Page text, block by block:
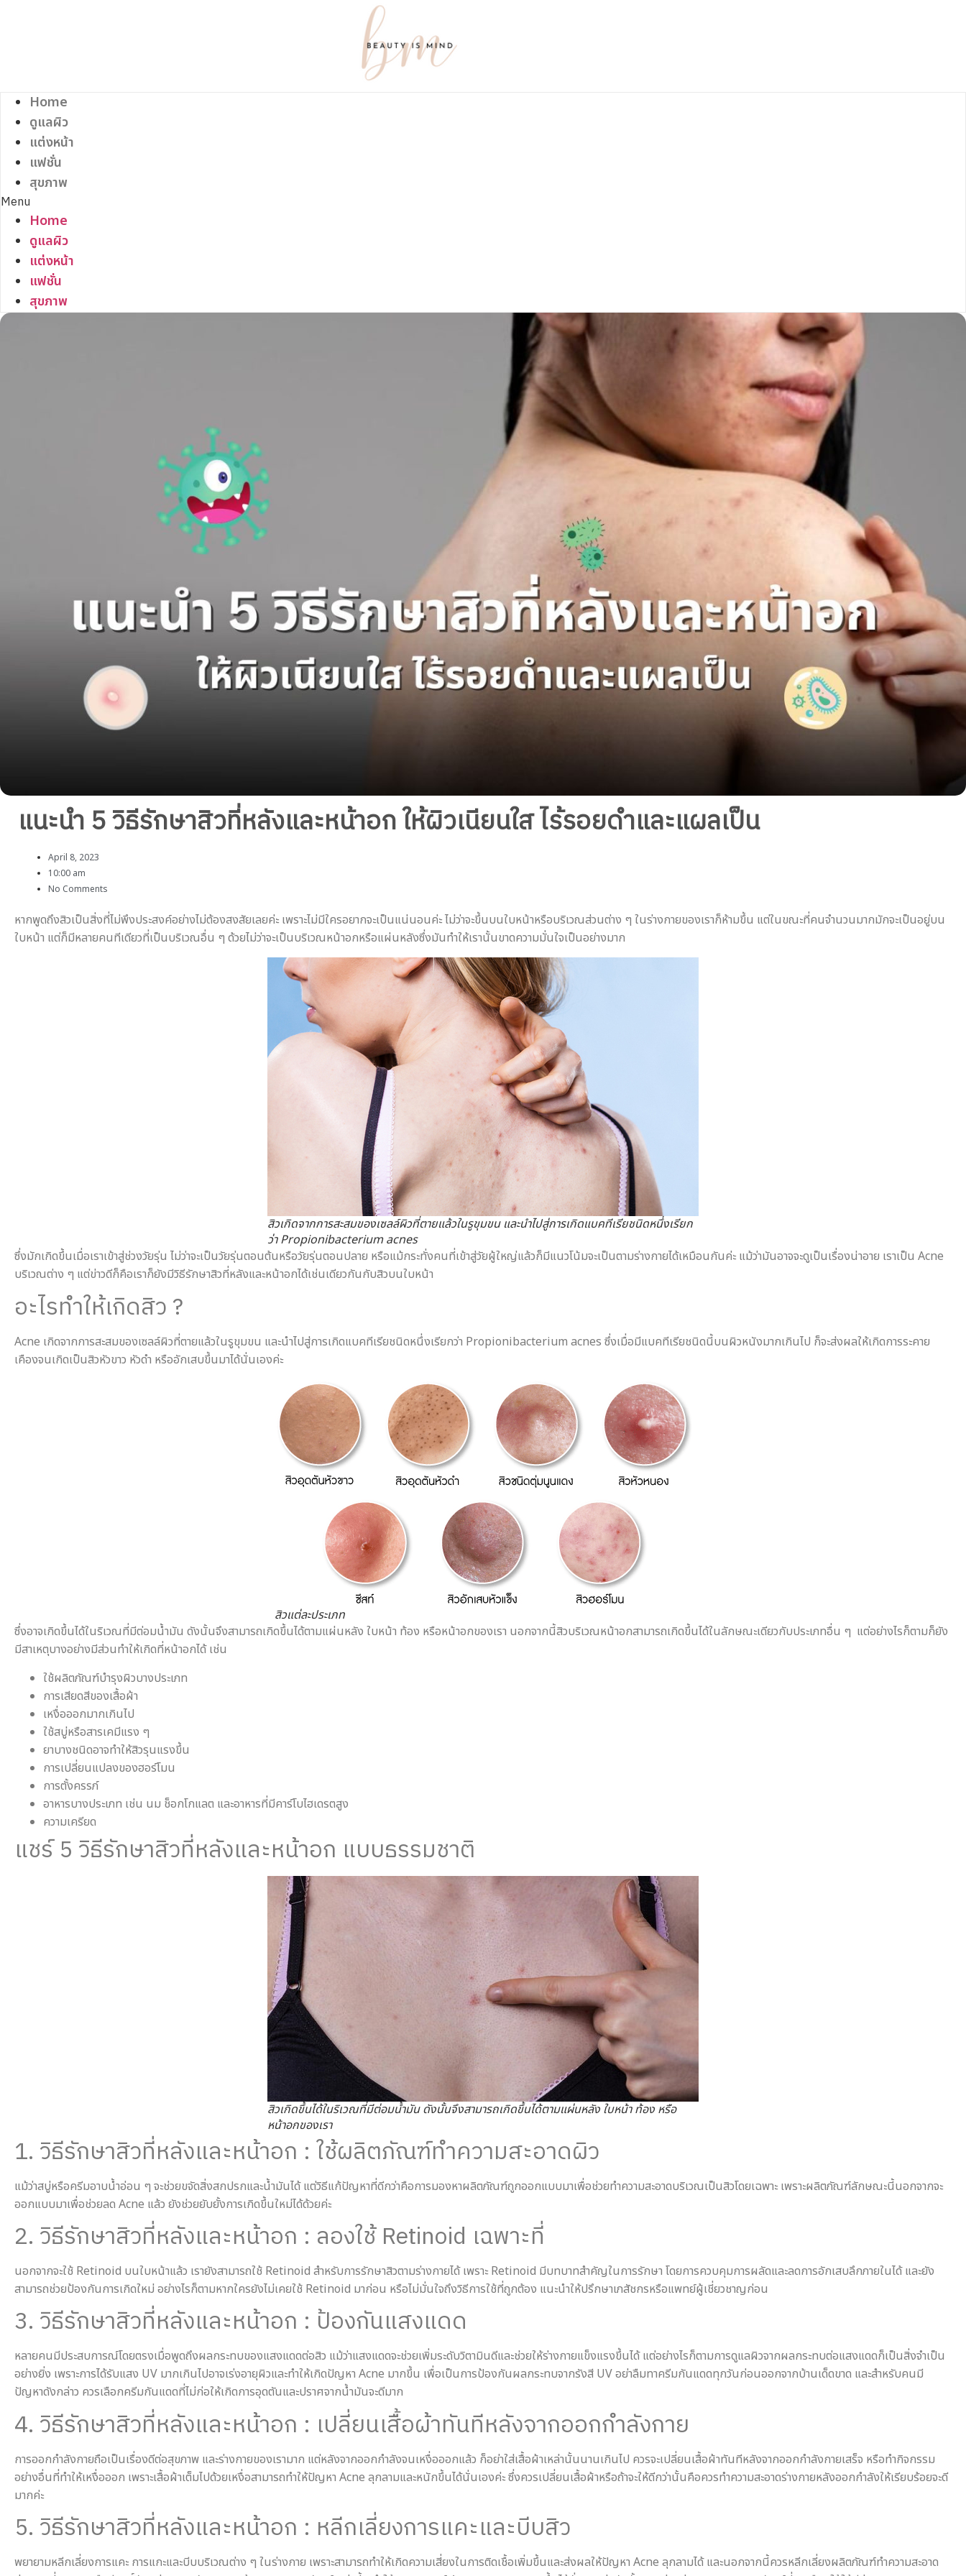
Home
ดูแลผิว
แต่งหน้า
แฟชั่น
สุขภาพ
Menu
Home
ดูแลผิว
แต่งหน้า
แฟชั่น
สุขภาพ
แนะนำ 5 วิธีรักษาสิวที่หลังและหน้าอก ให้ผิวเนียนใส ไร้รอยดำและแผลเป็น
April 8, 2023
10:00 am
No Comments
หากพูดถึงสิวเป็นสิ่งที่ไม่พึงประสงค์อย่างไม่ต้องสงสัยเลยค่ะ เพราะไม่มีใครอยากจะเป็นแน่นอนค่ะ ไม่ว่าจะขึ้นบนใบหน้าหรือบริเวณส่วนต่าง ๆ ในร่างกายของเราก็ห้ามขึ้น แต่ในขณะที่คนจำนวนมากมักจะเป็นอยู่บน
ใบหน้า แต่ก็มีหลายคนทีเดียวที่เป็นบริเวณอื่น ๆ ด้วยไม่ว่าจะเป็นบริเวณหน้าอกหรือแผ่นหลังซึ่งมันทำให้เรานั้นขาดความมั่นใจเป็นอย่างมาก
สิวเกิดจากการสะสมของเซลล์ผิวที่ตายแล้วในรูขุมขน และนำไปสู่การเกิดแบคทีเรียชนิดหนึ่งเรียก
ว่า Propionibacterium acnes
ซึ่งมักเกิดขึ้นเมื่อเราเข้าสู่ช่วงวัยรุ่น ไม่ว่าจะเป็นวัยรุ่นตอนต้นหรือวัยรุ่นตอนปลาย หรือแม้กระทั่งคนที่เข้าสู่วัยผู้ใหญ่แล้วก็มีแนวโน้มจะเป็นตามร่างกายได้เหมือนกันค่ะ แม้ว่ามันอาจจะดูเป็นเรื่องน่าอาย เราเป็น Acne
บริเวณต่าง ๆ แต่ข่าวดีก็คือเราก็ยังมีวิธีรักษาสิวที่หลังและหน้าอกได้เช่นเดียวกันกับสิวบนใบหน้า
อะไรทำให้เกิดสิว ?
Acne เกิดจากการสะสมของเซลล์ผิวที่ตายแล้วในรูขุมขน และนำไปสู่การเกิดแบคทีเรียชนิดหนึ่งเรียกว่า Propionibacterium acnes ซึ่งเมื่อมีแบคทีเรียชนิดนี้บนผิวหนังมากเกินไป ก็จะส่งผลให้เกิดการระคาย
เคืองจนเกิดเป็นสิวหัวขาว หัวดำ หรืออักเสบขึ้นมาได้นั่นเองค่ะ
สิวแต่ละประเภท
ซึ่งอาจเกิดขึ้นได้ในริเวณที่มีต่อมน้ำมัน ดังนั้นจึงสามารถเกิดขึ้นได้ตามแผ่นหลัง ใบหน้า ท้อง หรือหน้าอกของเรา นอกจากนี้สิวบริเวณหน้าอกสามารถเกิดขึ้นได้ในลักษณะเดียวกับประเภทอื่น ๆ แต่อย่างไรก็ตามก็ยัง
มีสาเหตุบางอย่างมีส่วนทำให้เกิดที่หน้าอกได้ เช่น
ใช้ผลิตภัณฑ์บำรุงผิวบางประเภท
การเสียดสีของเสื้อผ้า
เหงื่อออกมากเกินไป
ใช้สบู่หรือสารเคมีแรง ๆ
ยาบางชนิดอาจทำให้สิวรุนแรงขึ้น
การเปลี่ยนแปลงของฮอร์โมน
การตั้งครรภ์
อาหารบางประเภท เช่น นม ช็อกโกแลต และอาหารที่มีคาร์โบไฮเดรตสูง
ความเครียด
แชร์ 5 วิธีรักษาสิวที่หลังและหน้าอก แบบธรรมชาติ
สิวเกิดขึ้นได้ในริเวณที่มีต่อมน้ำมัน ดังนั้นจึงสามารถเกิดขึ้นได้ตามแผ่นหลัง ใบหน้า ท้อง หรือ
หน้าอกของเรา
1. วิธีรักษาสิวที่หลังและหน้าอก : ใช้ผลิตภัณฑ์ทำความสะอาดผิว
แม้ว่าสบู่หรือครีมอาบน้ำอ่อน ๆ จะช่วยขจัดสิ่งสกปรกและน้ำมันได้ แต่วิธีแก้ปัญหาที่ดีกว่าคือการมองหาผลิตภัณฑ์ถูกออกแบบมาเพื่อช่วยทำความสะอาดบริเวณเป็นสิวโดยเฉพาะ เพราะผลิตภัณฑ์ลักษณะนี้นอกจากจะ
ออกแบบมาเพื่อช่วยลด Acne แล้ว ยังช่วยยับยั้งการเกิดขึ้นใหม่ได้ด้วยค่ะ
2. วิธีรักษาสิวที่หลังและหน้าอก : ลองใช้ Retinoid เฉพาะที่
นอกจากจะใช้ Retinoid บนใบหน้าแล้ว เรายังสามารถใช้ Retinoid สำหรับการรักษาสิวตามร่างกายได้ เพราะ Retinoid มีบทบาทสำคัญในการรักษา โดยการควบคุมการผลัดและลดการอักเสบลึกภายในได้ และยัง
สามารถช่วยป้องกันการเกิดใหม่ อย่างไรก็ตามหากใครยังไม่เคยใช้ Retinoid มาก่อน หรือไม่มั่นใจถึงวิธีการใช้ที่ถูกต้อง แนะนำให้ปรึกษาเภสัชกรหรือแพทย์ผู้เชี่ยวชาญก่อน
3. วิธีรักษาสิวที่หลังและหน้าอก : ป้องกันแสงแดด
หลายคนมีประสบการณ์โดยตรงเมื่อพูดถึงผลกระทบของแสงแดดต่อสิว แม้ว่าแสงแดดจะช่วยเพิ่มระดับวิตามินดีและช่วยให้ร่างกายแข็งแรงขึ้นได้ แต่อย่างไรก็ตามการดูแลผิวจากผลกระทบต่อแสงแดดก็เป็นสิ่งจำเป็น
อย่างยิ่ง เพราะการได้รับแสง UV มากเกินไปอาจเร่งอายุผิวและทำให้เกิดปัญหา Acne มากขึ้น เพื่อเป็นการป้องกันผลกระทบจากรังสี UV อย่าลืมทาครีมกันแดดทุกวันก่อนออกจากบ้านเด็ดขาด และสำหรับคนมี
ปัญหาดังกล่าว ควรเลือกครีมกันแดดที่ไม่ก่อให้เกิดการอุดตันและปราศจากน้ำมันจะดีมาก
4. วิธีรักษาสิวที่หลังและหน้าอก : เปลี่ยนเสื้อผ้าทันทีหลังจากออกกำลังกาย
การออกกำลังกายถือเป็นเรื่องดีต่อสุขภาพ และร่างกายของเรามาก แต่หลังจากออกกำลังจนเหงื่อออกแล้ว ก็อย่าใส่เสื้อผ้าเหล่านั้นนานเกินไป ควรจะเปลี่ยนเสื้อผ้าทันทีหลังจากออกกำลังกายเสร็จ หรือทำกิจกรรม
อย่างอื่นที่ทำให้เหงื่อออก เพราะเสื้อผ้าเต็มไปด้วยเหงื่อสามารถทำให้ปัญหา Acne ลุกลามและหนักขึ้นได้นั่นเองค่ะ ซึ่งควรเปลี่ยนเสื้อผ้าหรือถ้าจะให้ดีกว่านั้นคือควรทำความสะอาดร่างกายหลังออกกำลังให้เรียบร้อยจะดี
มากค่ะ
5. วิธีรักษาสิวที่หลังและหน้าอก : หลีกเลี่ยงการแคะและบีบสิว
พยายามหลีกเลี่ยงการแคะ การแกะและบีบบริเวณต่าง ๆ ในร่างกาย เพราะสามารถทำให้เกิดความเสี่ยงในการติดเชื้อเพิ่มขึ้นและส่งผลให้ปัญหา Acne ลุกลามได้ และนอกจากนี้ควรหลีกเลี่ยงผลิตภัณฑ์ทำความสะอาด